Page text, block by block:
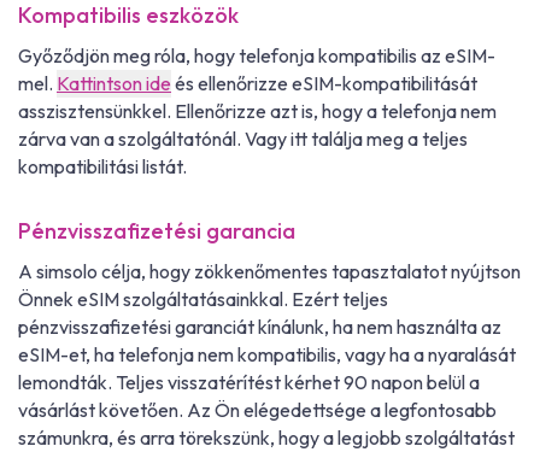
Kompatibilis eszközök
Győződjön meg róla, hogy telefonja kompatibilis az eSIM-
mel. Kattintson ide és ellenőrizze eSIM-kompatibilitását
asszisztensünkkel. Ellenőrizze azt is, hogy a telefonja nem
zárva van a szolgáltatónál. Vagy itt találja meg a teljes
kompatibilitási listát.
Pénzvisszafizetési garancia
A simsolo célja, hogy zökkenőmentes tapasztalatot nyújtson
Önnek eSIM szolgáltatásainkkal. Ezért teljes
pénzvisszafizetési garanciát kínálunk, ha nem használta az
eSIM-et, ha telefonja nem kompatibilis, vagy ha a nyaralását
lemondták. Teljes visszatérítést kérhet 90 napon belül a
vásárlást követően. Az Ön elégedettsége a legfontosabb
számunkra, és arra törekszünk, hogy a legjobb szolgáltatást